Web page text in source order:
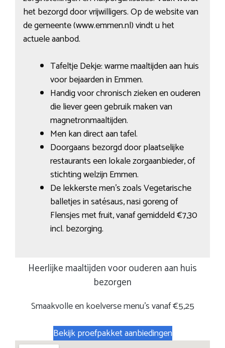
het bezorgd door vrijwilligers. Op de website van
de gemeente (www.emmen.nl) vindt u het
actuele aanbod.
Tafeltje Dekje: warme maaltijden aan huis
voor bejaarden in Emmen.
Handig voor chronisch zieken en ouderen
die liever geen gebruik maken van
magnetronmaaltijden.
Men kan direct aan tafel.
Doorgaans bezorgd door plaatselijke
restaurants een lokale zorgaanbieder, of
stichting welzijn Emmen.
De lekkerste men’s zoals Vegetarische
balletjes in satésaus, nasi goreng of
Flensjes met fruit, vanaf gemiddeld €7,30
incl. bezorging.
Heerlijke maaltijden voor ouderen aan huis
bezorgen
Smaakvolle en koelverse menu’s vanaf €5,25
Bekijk proefpakket aanbiedingen